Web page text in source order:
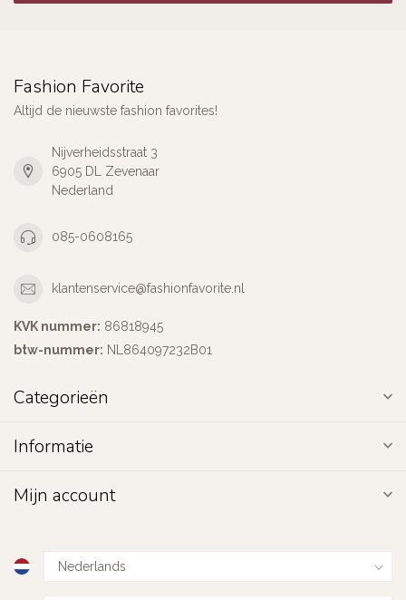
Fashion Favorite
Altijd de nieuwste fashion favorites!
Nijverheidsstraat 3
6905 DL Zevenaar
Nederland
085-0608165
klantenservice@fashionfavorite.nl
KVK nummer: 86818945
btw-nummer: NL864097232B01
Categorieën
Informatie
Mijn account